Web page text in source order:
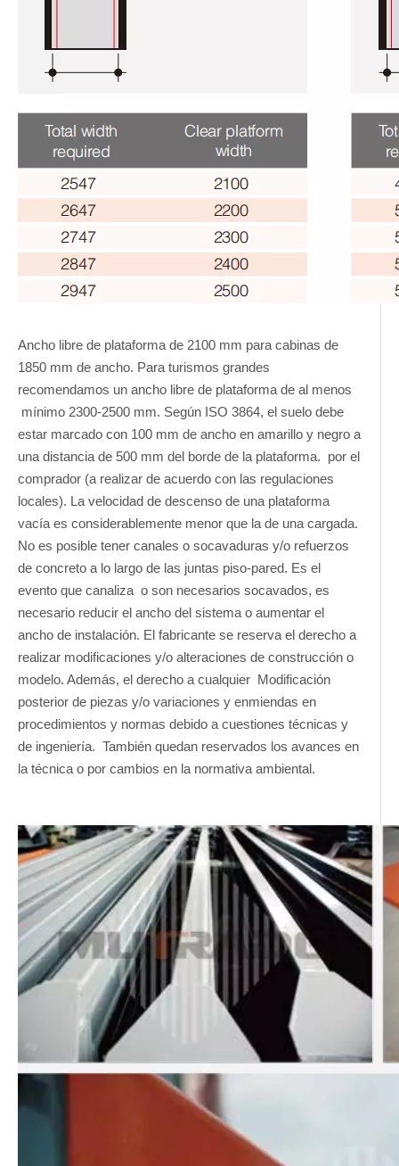
Ancho libre de plataforma de 2100 mm para cabinas de
1850 mm de ancho. Para turismos grandes
recomendamos un ancho libre de plataforma de al menos
mínimo 2300-2500 mm. Según ISO 3864, el suelo debe
estar marcado con 100 mm de ancho en amarillo y negro a
una distancia de 500 mm del borde de la plataforma. por el
comprador (a realizar de acuerdo con las regulaciones
locales). La velocidad de descenso de una plataforma
vacía es considerablemente menor que la de una cargada.
No es posible tener canales o socavaduras y/o refuerzos
de concreto a lo largo de las juntas piso-pared. Es el
evento que canaliza o son necesarios socavados, es
necesario reducir el ancho del sistema o aumentar el
ancho de instalación. El fabricante se reserva el derecho a
realizar modificaciones y/o alteraciones de construcción o
modelo. Además, el derecho a cualquier Modificación
posterior de piezas y/o variaciones y enmiendas en
procedimientos y normas debido a cuestiones técnicas y
de ingeniería. También quedan reservados los avances en
la técnica o por cambios en la normativa ambiental.